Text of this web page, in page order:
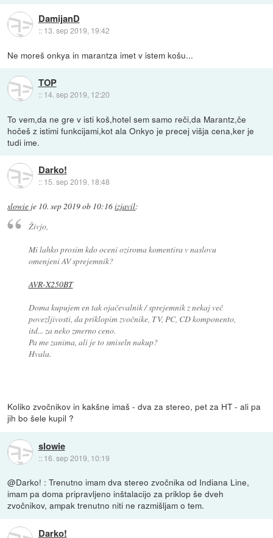
DamijanD
:: 13. sep 2019, 19:42
Ne moreš onkya in marantza imet v istem košu...
TOP
:: 14. sep 2019, 12:20
To vem,da ne gre v isti koš,hotel sem samo reči,da Marantz,če
hočeš z istimi funkcijami,kot ala Onkyo je precej višja cena,ker je
tudi ime.
Darko!
:: 15. sep 2019, 18:48
slowie je 10. sep 2019 ob 10:16izjavil:
Živjo,
Mi lahko prosim kdo oceni oziroma komentira v naslovu
omenjeni AV sprejemnik?
AVR-X250BT
Doma kupujem en tak ojačevalnik / sprejemnik z nekaj več
povezljivosti, da priklopim zvočnike, TV, PC, CD komponento,
itd... za neko zmerno ceno.
Pa me zanima, ali je to smiseln nakup?
Hvala.
Koliko zvočnikov in kakšne imaš - dva za stereo, pet za HT - ali pa
jih bo šele kupil ?
slowie
:: 16. sep 2019, 10:19
@Darko! : Trenutno imam dva stereo zvočnika od Indiana Line,
imam pa doma pripravljeno inštalacijo za priklop še dveh
zvočnikov, ampak trenutno niti ne razmišljam o tem.
Darko!